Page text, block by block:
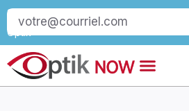
S’abonner
Optik